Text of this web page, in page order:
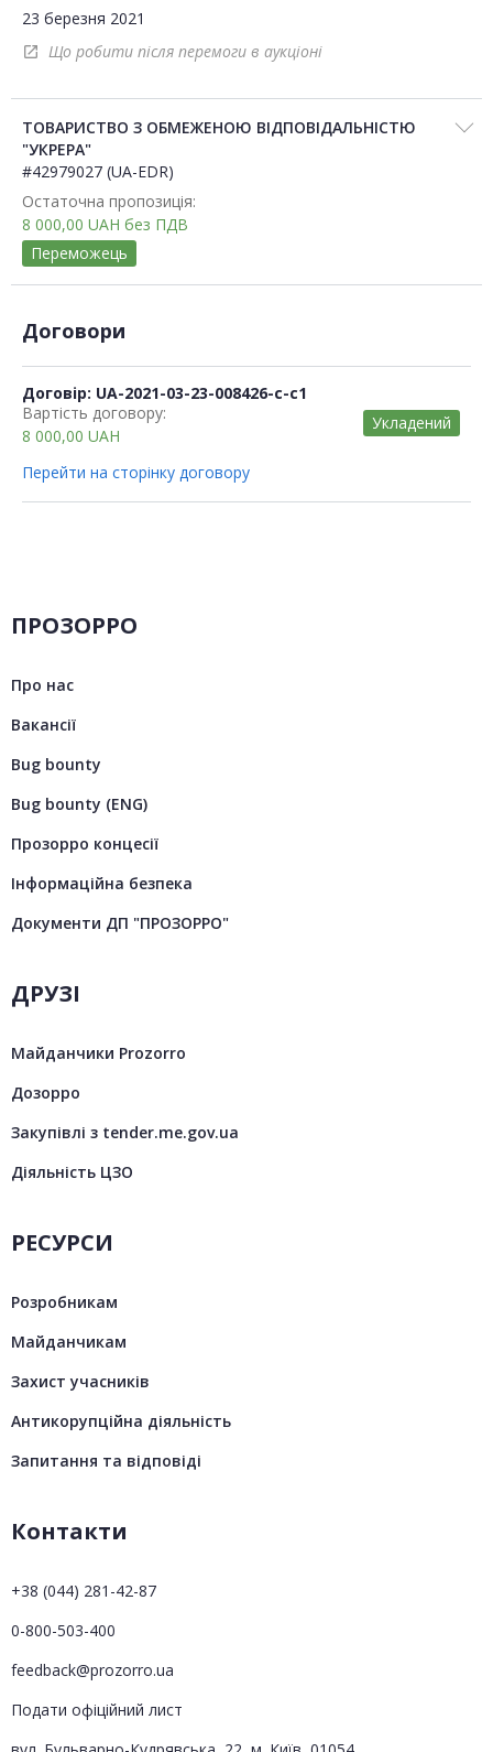
23 березня 2021
open_in_new Що робити після перемоги в аукціоні
ТОВАРИСТВО З ОБМЕЖЕНОЮ ВІДПОВІДАЛЬНІСТЮ
"УКРЕРА"
#42979027 (UA-EDR)
Остаточна пропозиція:
8 000,00 UAH без ПДВ
Переможець
Договори
Договір: UA-2021-03-23-008426-c-c1
Вартість договору:
8 000,00 UAH
Укладений
Перейти на сторінку договору
ПРОЗОРРО
Про нас
Вакансії
Bug bounty
Bug bounty (ENG)
Прозорро концесії
Інформаційна безпека
Документи ДП "ПРОЗОРРО"
ДРУЗІ
Майданчики Prozorro
Дозорро
Закупівлі з tender.me.gov.ua
Діяльність ЦЗО
РЕСУРСИ
Розробникам
Майданчикам
Захист учасників
Антикорупційна діяльність
Запитання та відповіді
Контакти
+38 (044) 281-42-87
0-800-503-400
feedback@prozorro.ua
Подати офіційний лист